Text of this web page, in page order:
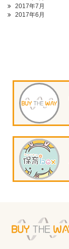
2017年7月
2017年6月